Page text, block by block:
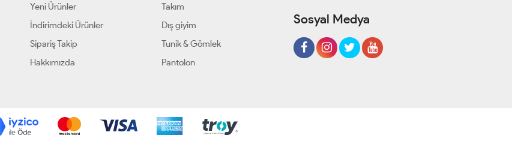
Yeni Ürünler
İndirimdeki Ürünler
Sipariş Takip
Hakkımızda
Takım
Dış giyim
Tunik & Gömlek
Pantolon
Sosyal Medya